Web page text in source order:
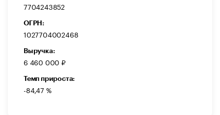
7704243852
ОГРН:
1027704002468
Выручка:
6 460 000 ₽
Темп прироста:
-84,47 %